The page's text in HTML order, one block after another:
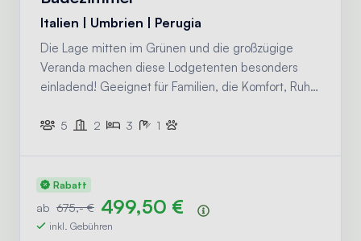
Italien | Umbrien | Perugia
Die Lage mitten im Grünen und die großzügige
Veranda machen diese Lodgetenten besonders
einladend! Geeignet für Familien, die Komfort, Ruhe
5 2 3 1
Rabatt
ab 675,- € 499,50 €
inkl. Gebühren